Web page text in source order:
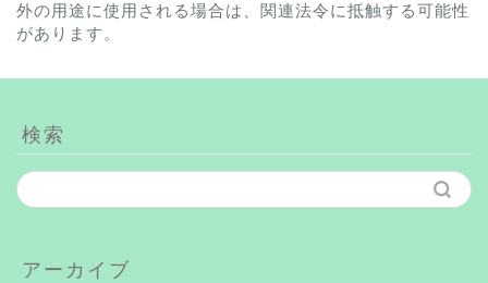
外の用途に使用される場合は、関連法令に抵触する可能性
があります。
検索
アーカイブ